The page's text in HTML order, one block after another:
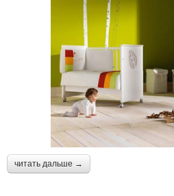
читать дальше →